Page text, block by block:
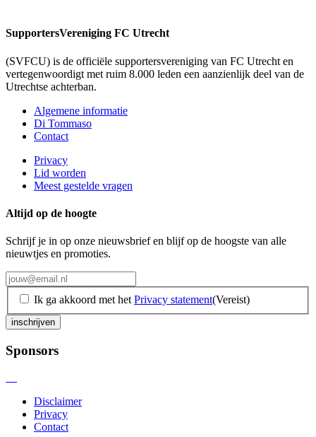
SupportersVereniging FC Utrecht
(SVFCU) is de officiële supportersvereniging van FC Utrecht en
vertegenwoordigt met ruim 8.000 leden een aanzienlijk deel van de
Utrechtse achterban.
Algemene informatie
Di Tommaso
Contact
Privacy
Lid worden
Meest gestelde vragen
Altijd op de hoogte
Schrijf je in op onze nieuwsbrief en blijf op de hoogste van alle
nieuwtjes en promoties.
jouw@email.nl
(Vereist)
Ik ga akkoord met het Privacy statement(Vereist)
inschrijven
Sponsors
Disclaimer
Privacy
Contact